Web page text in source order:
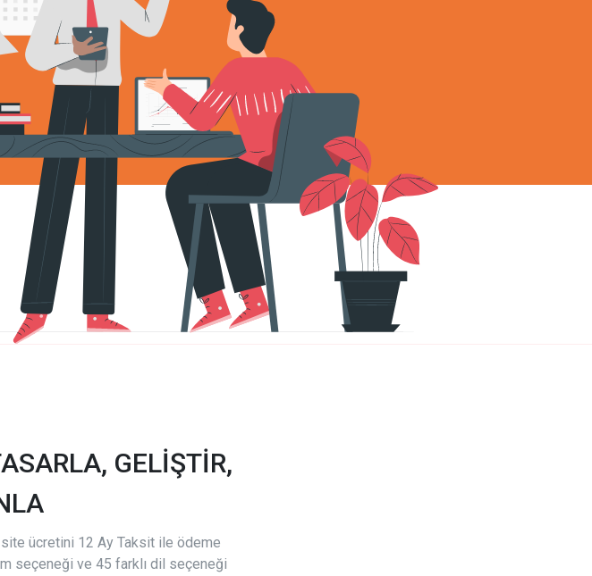
GELİŞTİR,
ücretini 12 Ay Taksit ile ödeme
seçeneği ve 45 farklı dil seçeneği